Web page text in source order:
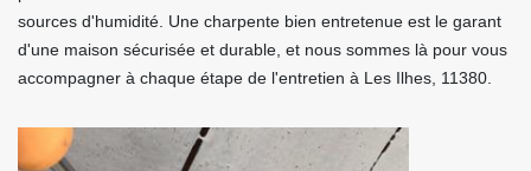
sources d'humidité. Une charpente bien entretenue est le garant
d'une maison sécurisée et durable, et nous sommes là pour vous
accompagner à chaque étape de l'entretien à Les Ilhes, 11380.